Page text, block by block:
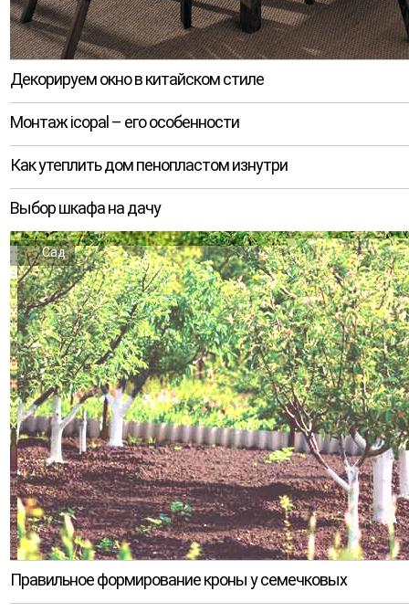
Декорируем окно в китайском стиле
Монтаж icopal – его особенности
Как утеплить дом пенопластом изнутри
Выбор шкафа на дачу
Правильное формирование кроны у семечковых
Сад